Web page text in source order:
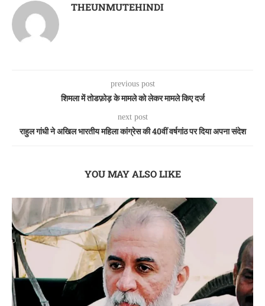
THEUNMUTEHINDI
previous post
शिमला में तोडफ़ोड़ के मामले को लेकर मामले किए दर्ज
next post
राहुल गांधी ने अखिल भारतीय महिला कांग्रेस की 40वीं वर्षगांठ पर दिया अपना संदेश
YOU MAY ALSO LIKE